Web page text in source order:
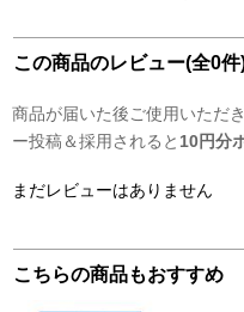
この商品のレビュー(全0件
商品が届いた後ご使用いただき
ー投稿＆採用されると 10円分
まだレビューはありません
こちらの商品もおすすめ